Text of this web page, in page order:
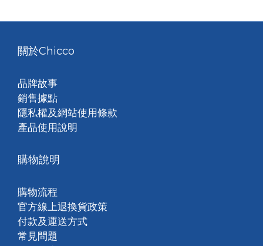
關於Chicco
品牌故事
銷售據點
隱私權及網站使用條款
產品使用說明
購物說明
購物流程
官方線上退換貨政策
付款及運送方式
常見問題